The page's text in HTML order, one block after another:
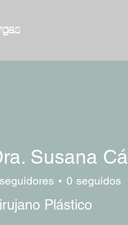
Susana
seguidores 0 seguidos
Plástico